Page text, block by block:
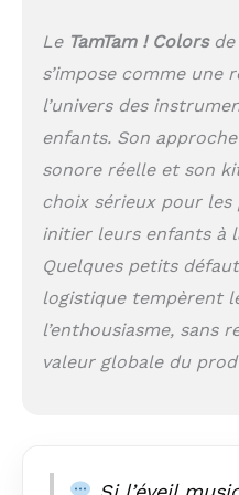
Le TamTam ! Colorsde
s’impose comme une
l’univers des
enfants. Son
sonore réelle et son
choix sérieux pour
initier leurs enfants à
Quelques petits
logistique tempèrent
l’enthousiasme, sans
valeur globale du